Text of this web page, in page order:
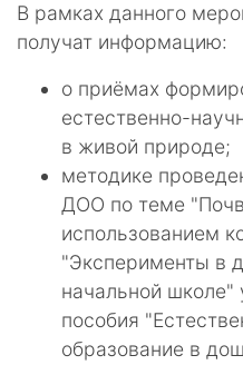
В рамках данного
получат информацию:
о приёмах
естественно-
в живой природе;
методике
ДОО по теме
использованием
"Эксперименты в
начальной школе"
пособия
образование в